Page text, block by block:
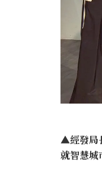
▲經發局
就智慧城